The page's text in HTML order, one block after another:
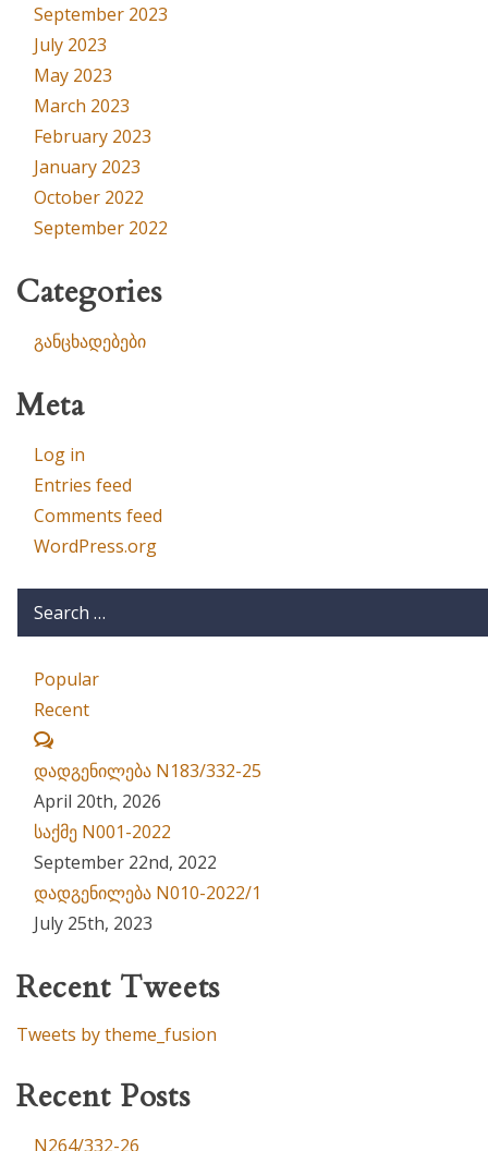
September 2023
July 2023
May 2023
March 2023
February 2023
January 2023
October 2022
September 2022
Categories
განცხადებები
Meta
Log in
Entries feed
Comments feed
WordPress.org
Popular
Recent
Comments
დადგენილება N183/332-25
April 20th, 2026
საქმე N001-2022
September 22nd, 2022
დადგენილება N010-2022/1
July 25th, 2023
Recent Tweets
Tweets by theme_fusion
Recent Posts
N264/332-26